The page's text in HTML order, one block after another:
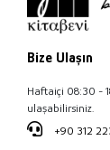
Bize Ulaşın
Haftaiçi 08:30 -
ulaşabilirsiniz.
+90 312